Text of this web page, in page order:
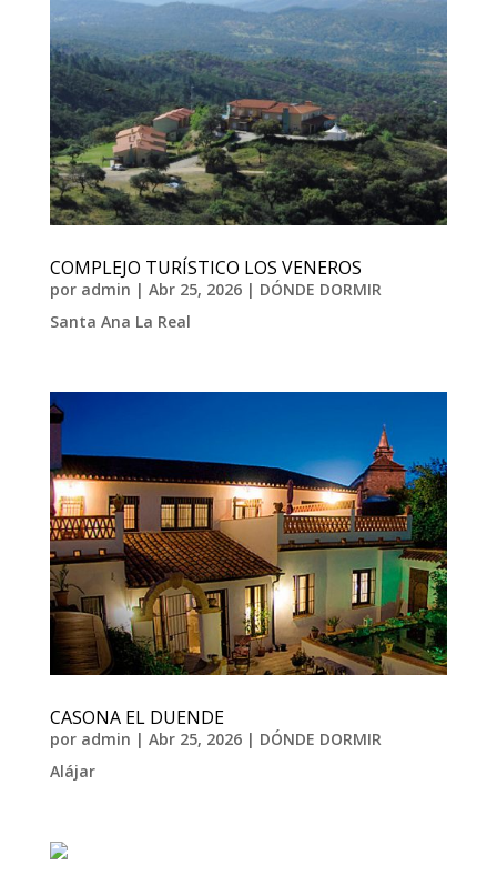
COMPLEJO TURÍSTICO LOS VENEROS
por admin | Abr 25, 2026| DÓNDE DORMIR
Santa Ana La Real
CASONA EL DUENDE
por admin | Abr 25, 2026| DÓNDE DORMIR
Alájar